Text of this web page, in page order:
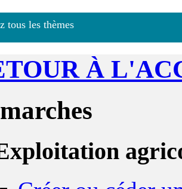
tous les thèmes
À